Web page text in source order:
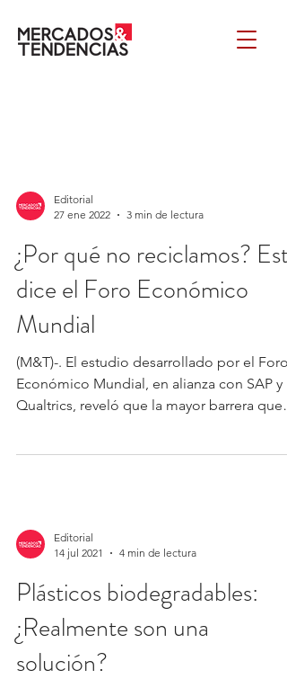
Editorial
27 ene 2022
3 min de lectura
¿Por qué no reciclamos? Esto
dice el Foro Económico
Mundial
(M&T)-. El estudio desarrollado por el Foro
Económico Mundial, en alianza con SAP y
Qualtrics, reveló que la mayor barrera que
Editorial
14 jul 2021
4 min de lectura
Plásticos biodegradables:
¿Realmente son una
solución?